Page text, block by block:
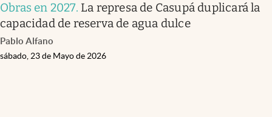
Obras en 2027. La represa de Casupá duplicará la
capacidad de reserva de agua dulce
Pablo Alfano
sábado, 23 de Mayo de 2026